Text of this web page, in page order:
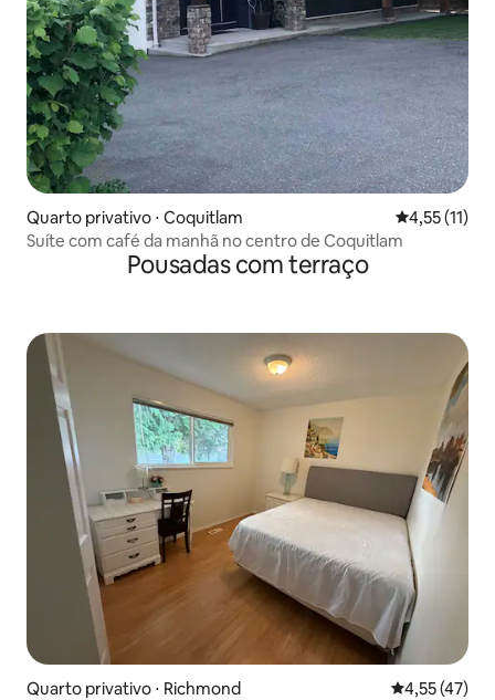
Quarto privativo ⋅ Coquitlam 4,55 de uma
4,55 (11)
Suíte com café da manhã no centro de Coquitlam
Pousadas com terraço
Quarto privativo ⋅ Richmond 4,55 de uma
4,55 (47)